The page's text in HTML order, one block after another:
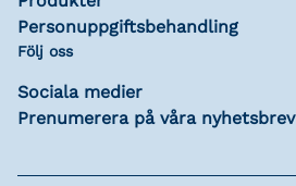
Personuppgiftsbehandling
Följ oss
Sociala medier
Prenumerera på våra nyhetsbrev